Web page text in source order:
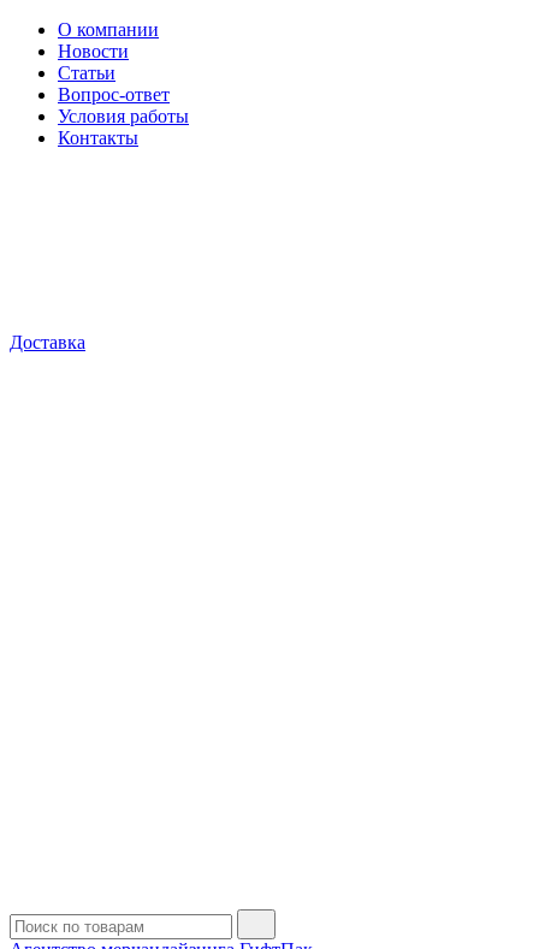
О компании
Новости
Статьи
Вопрос-ответ
Условия работы
Контакты
Доставка